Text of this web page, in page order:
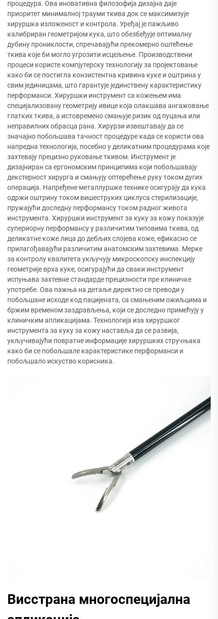
процедура. Ова иновативна филозофија дизајна даје
приоритет минималној трауми ткива док се максимизује
хируршка изложеност и контрола. Уређај је пажљиво
калибриран геометријом кука, што обезбеђује оптималну
дубину прониклости, спречавајући прекомерно оштећење
ткива које би могло угрозити исцељење. Производствени
процеси користе компјутерску технологију за пројектовање
како би се постигла конзистентна кривина куке и оштрина у
свим јединицама, што гарантује јединствену карактеристику
перформанси. Хируршки инструмент са кожењем има
специјализовану геометрију ивице која олакшава ангажовање
глатких ткива, а истовремено смањује ризик од пуцања или
неправилних обрасца рана. Хирурзи извештавају да се
значајно побољшава тачност процедуре када се користи ова
напредна технологија, посебно у деликатним процедурама које
захтевају прецизно руковање ткивом. Инструмент је
дизајниран са ергономским принципима који побољшавају
декстерност хирурга и смањују оптерећење руку током дугих
операција. Напређене металлуршке технике осигурају да кука
одржи оштрину током вишеструких циклуса стерилизације,
пружајући доследну перформансу током радног живота
инструмента. Хируршки инструмент за куку за кожу показује
супериорну перформансу у различитим типовима ткива, од
деликатне коже лица до дебљих слојева коже, ефикасно се
прилагођавајући различитим анатомским захтевима. Мерке
за контролу квалитета укључују микроскопску инспекцију
геометрије врха куке, осигурајући да сваки инструмент
испуњава захтевне стандарде прецизности пре клиничке
употребе. Ова пажња на детаље директно се преводи у
побољшане исходе код пацијената, са смањеним ожиљцима и
бржим временом заздрављења, који се доследно примећују у
клиничким апликацијама. Технологија иза хируршког
инструмента за куку за кожу наставља да се развија,
укључивајући повратне информације хируршких стручњака
како би се побољшале карактеристике перформанси и
побољшало искуство корисника.
Висстрана многоспецијална